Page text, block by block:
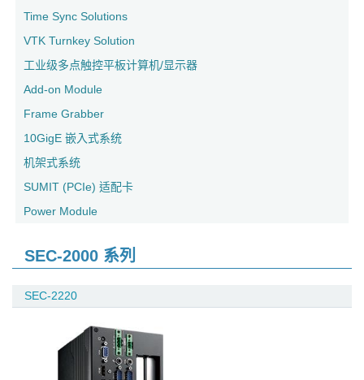
Time Sync Solutions
VTK Turnkey Solution
工业级多点触控平板计算机/显示器
Add-on Module
Frame Grabber
10GigE 嵌入式系统
机架式系统
SUMIT (PCIe) 适配卡
Power Module
SEC-2000 系列
SEC-2220